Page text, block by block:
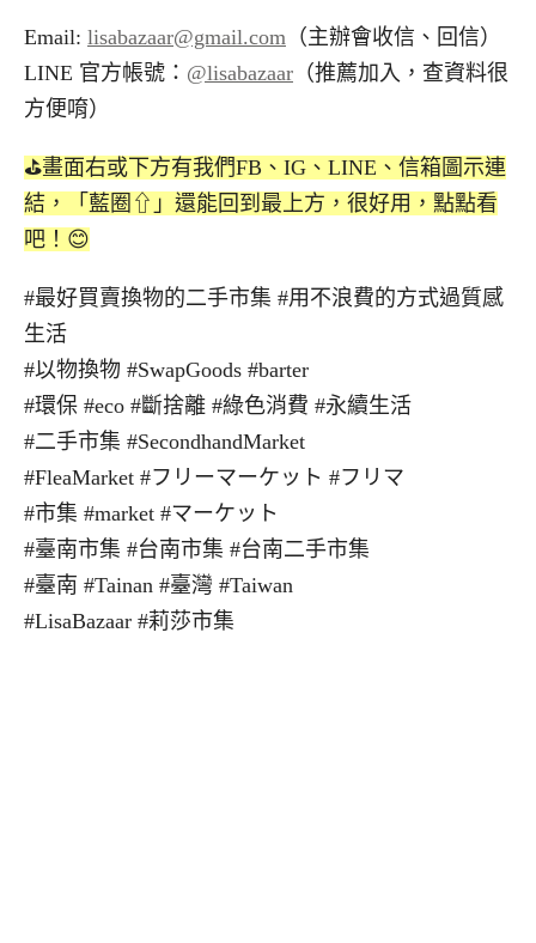
Email: lisabazaar@gmail.com （主辦會收信、回信）
LINE 官方帳號： @lisabazaar （推薦加入，查資料很
方便唷）
⛳️畫面右或下方有我們FB、IG、LINE、信箱圖示連
結，「藍圈⇧」還能回到最上方，很好用，點點看
吧！😊
#最好買賣換物的二手市集 #用不浪費的方式過質感
生活
#以物換物 #SwapGoods #barter
#環保 #eco #斷捨離 #綠色消費 #永續生活
#二手市集 #SecondhandMarket
#FleaMarket #フリーマーケット #フリマ
#市集 #market #マーケット
#臺南市集 #台南市集 #台南二手市集
#臺南 #Tainan #臺灣 #Taiwan
#LisaBazaar #莉莎市集